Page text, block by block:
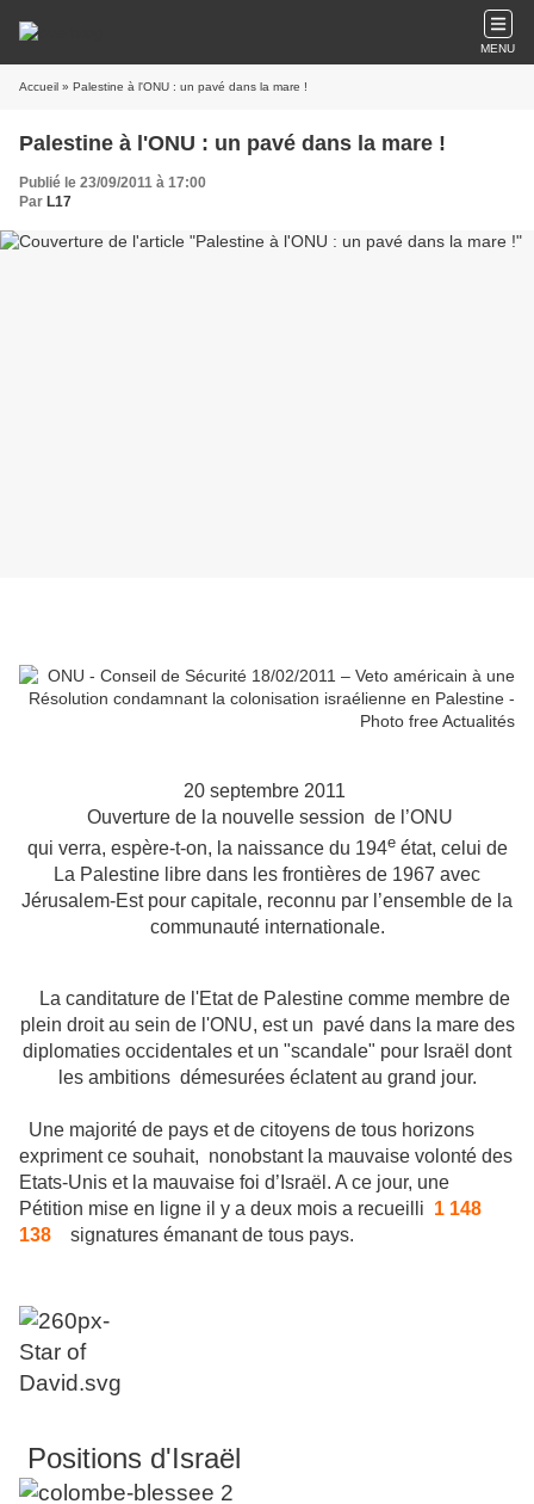
MENU
Accueil » Palestine à l'ONU : un pavé dans la mare !
Palestine à l'ONU : un pavé dans la mare !
Publié le 23/09/2011 à 17:00
Par L17
20 septembre 2011
Ouverture de la nouvelle session de l’ONU
qui verra, espère-t-on, la naissance du 194eétat, celui de
La Palestine libre dans les frontières de 1967 avec
Jérusalem-Est pour capitale, reconnu par l’ensemble de la
communauté internationale.
La canditature de l'Etat de Palestine comme membre de
plein droit au sein de l'ONU, est un pavé dans la mare des
diplomaties occidentales et un "scandale" pour Israël dont
les ambitions démesurées éclatent au grand jour.
Une majorité de pays et de citoyens de tous horizons
expriment ce souhait, nonobstant la mauvaise volonté des
Etats-Unis et la mauvaise foi d’Israël. A ce jour, une
Pétition mise en ligne il y a deux mois a recueilli 1 148
138
signatures émanant de tous pays.
Positions d'Israël